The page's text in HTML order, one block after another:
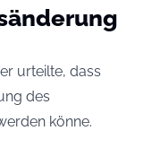
urteilte, dass
des
könne.